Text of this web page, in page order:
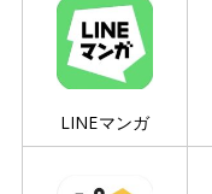
LINEマンガ